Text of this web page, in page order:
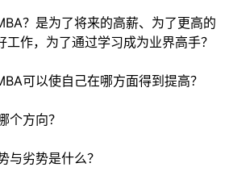
？是为了将来的高薪、为了更高的
作，为了通过学习成为业界高手？
可以使自己在哪方面得到提高？
方向？
劣势是什么？